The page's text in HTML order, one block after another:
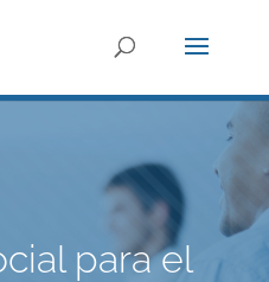
para el